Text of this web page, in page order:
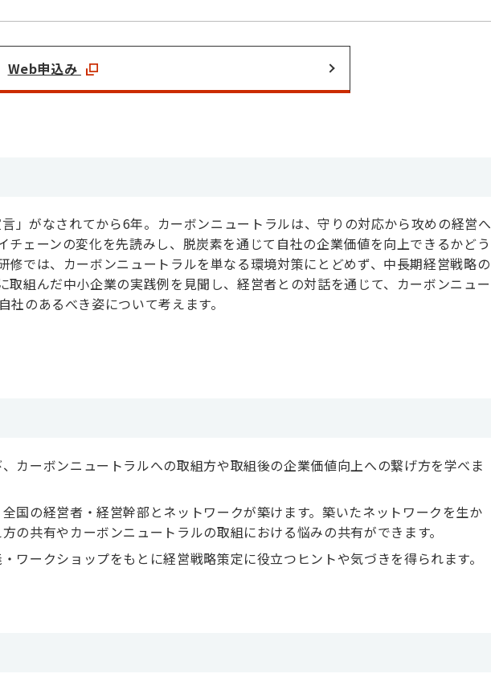
Web申込み
」がなされてから6年。カーボンニュートラルは、守りの対応から攻めの経営へ
チェーンの変化を先読みし、脱炭素を通じて自社の企業価値を向上できるかどう
修では、カーボンニュートラルを単なる環境対策にとどめず、中長期経営戦略の
取組んだ中小企業の実践例を見聞し、経営者との対話を通じて、カーボンニュー
社のあるべき姿について考えます。
カーボンニュートラルへの取組方や取組後の企業価値向上への繋げ方を学べま
国の経営者・経営幹部とネットワークが築けます。築いたネットワークを生か
の共有やカーボンニュートラルの取組における悩みの共有ができます。
ワークショップをもとに経営戦略策定に役立つヒントや気づきを得られます。